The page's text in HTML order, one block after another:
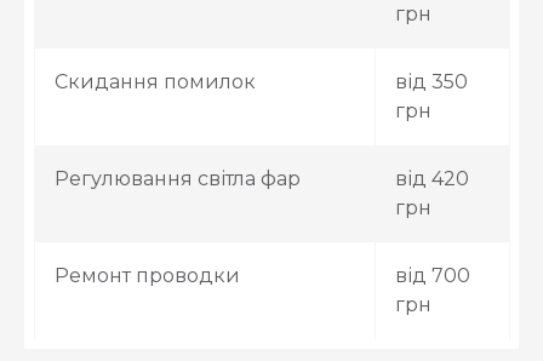
грн
Скидання помилок
від 350
грн
Регулювання світла фар
від 420
грн
Ремонт проводки
від 700
грн